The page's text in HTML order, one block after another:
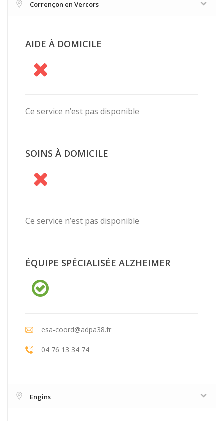
Corrençon en Vercors
AIDE À DOMICILE
Ce service n’est pas disponible
SOINS À DOMICILE
Ce service n’est pas disponible
ÉQUIPE SPÉCIALISÉE ALZHEIMER
esa-coord@adpa38.fr
04 76 13 34 74
Engins